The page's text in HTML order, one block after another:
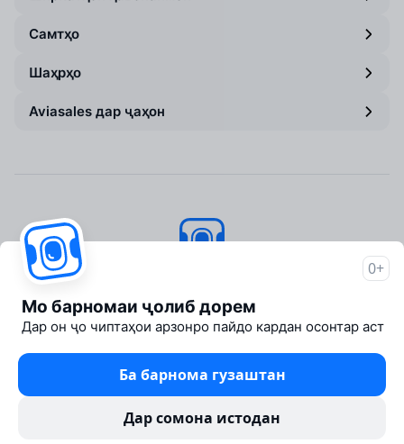
Самтҳо
Шаҳрҳо
Aviasales дар ҷаҳон
About Aviasales
Newsroom
Travelpayouts
Partner program
0+
Мо барномаи ҷолиб дорем
Дар он ҷо чиптаҳои арзонро пайдо кардан осонтар аст
Ба барнома гузаштан
Дар сомона истодан